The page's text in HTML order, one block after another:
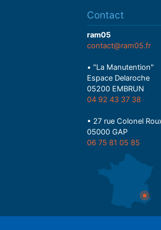
Contact
ram05
contact@ram05.fr
• "La Manutention"
Espace Delaroche
05200 EMBRUN
04 92 43 37 38
• 27 rue Colonel
05000 GAP
06 75 81 05 85